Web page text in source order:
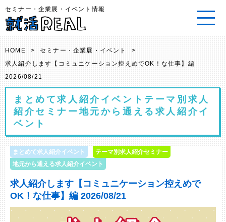
セミナー・企業展・イベント情報
HOME > セミナー・企業展・イベント
>
求人紹介します【コミュニケーション控えめでOK！な仕事】編
2026/08/21
まとめて求人紹介イベント テーマ別求人
紹介セミナー地元から通える求人紹介イ
ベント
まとめて求人紹介イベント
テーマ別求人紹介セミナー
地元から通える求人紹介イベント
求人紹介します【コミュニケーション控えめで
OK！な仕事】編 2026/08/21